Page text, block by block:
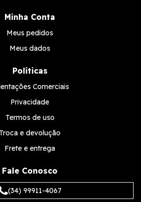
Minha Conta
Meus pedidos
Meus dados
Políticas
Comerciais
Privacidade
Termos de uso
Troca e devolução
Frete e entrega
Fale Conosco
(34) 99911-4067